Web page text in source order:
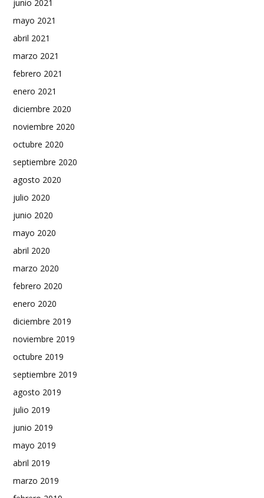
junio 2021
mayo 2021
abril 2021
marzo 2021
febrero 2021
enero 2021
diciembre 2020
noviembre 2020
octubre 2020
septiembre 2020
agosto 2020
julio 2020
junio 2020
mayo 2020
abril 2020
marzo 2020
febrero 2020
enero 2020
diciembre 2019
noviembre 2019
octubre 2019
septiembre 2019
agosto 2019
julio 2019
junio 2019
mayo 2019
abril 2019
marzo 2019